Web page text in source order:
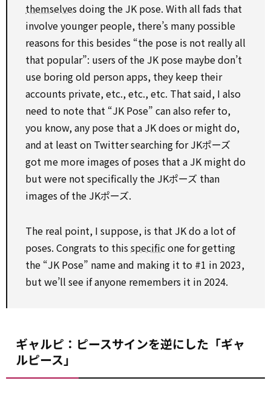
themselves doing the JK pose. With all fads that
involve younger people, there’s many possible
reasons for this besides “the pose is not really all
that popular”: users of the JK pose maybe don’t
use boring old person apps, they keep their
accounts private, etc., etc., etc. That said, I also
need to note that “JK Pose” can also refer to,
you know, any pose that a JK does or might do,
and at least on Twitter searching for JKポーズ
got me more images of poses that a JK might do
but were not specifically the JKポーズ than
images of the JKポーズ.
The real point, I suppose, is that JK do a lot of
poses. Congrats to this specificone for getting
the “JK Pose” name and making it to #1 in 2023,
but we’ll see if anyone remembers it in 2024.
ギャルピ：ピースサインを逆にした「ギャ
ルピース」